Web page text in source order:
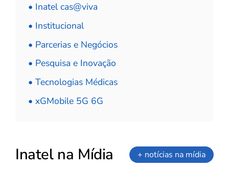
• Inatel cas@viva
• Institucional
• Parcerias e Negócios
• Pesquisa e Inovação
• Tecnologias Médicas
• xGMobile 5G 6G
Inatel na Mídia + notícias na mídia